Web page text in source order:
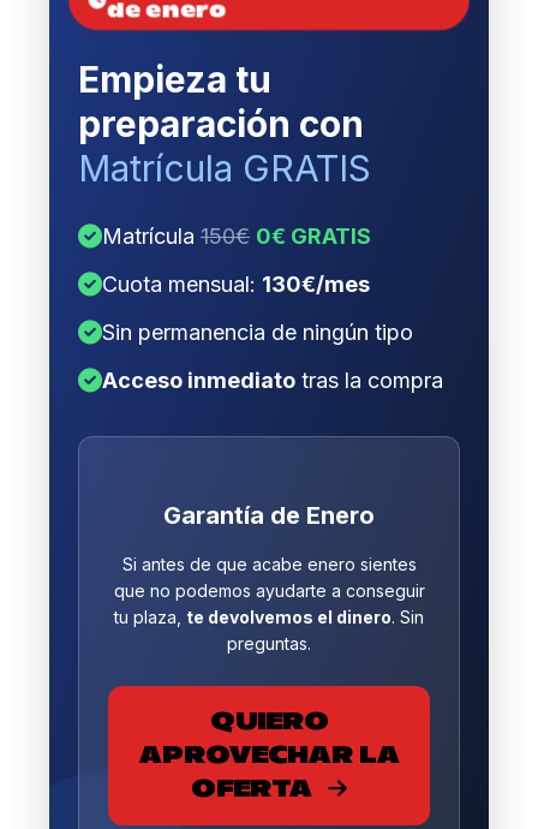
de enero
Empieza tu
preparación con
Matrícula GRATIS
Matrícula 150€ 0€ GRATIS
Cuota mensual: 130€/mes
Sin permanencia de ningún tipo
Acceso inmediato tras la compra
Garantía de Enero
Si antes de que acabe enero sientes
que no podemos ayudarte a conseguir
tu plaza, te devolvemos el dinero. Sin
preguntas.
QUIERO
APROVECHAR LA
OFERTA